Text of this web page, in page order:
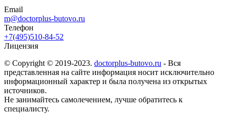
Email
m@doctorplus-butovo.ru
Телефон
+7(495)510-84-52
Лицензия
© Copyright © 2019-2023. doctorplus-butovo.ru - Вся
представленная на сайте информация носит исключительно
информационный характер и была получена из открытых
источников.
Не занимайтесь самолечением, лучше обратитесь к
специалисту.